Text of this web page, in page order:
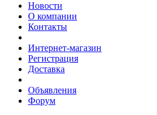
Новости
О компании
Контакты
Интернет-магазин
Регистрация
Доставка
Объявления
Форум